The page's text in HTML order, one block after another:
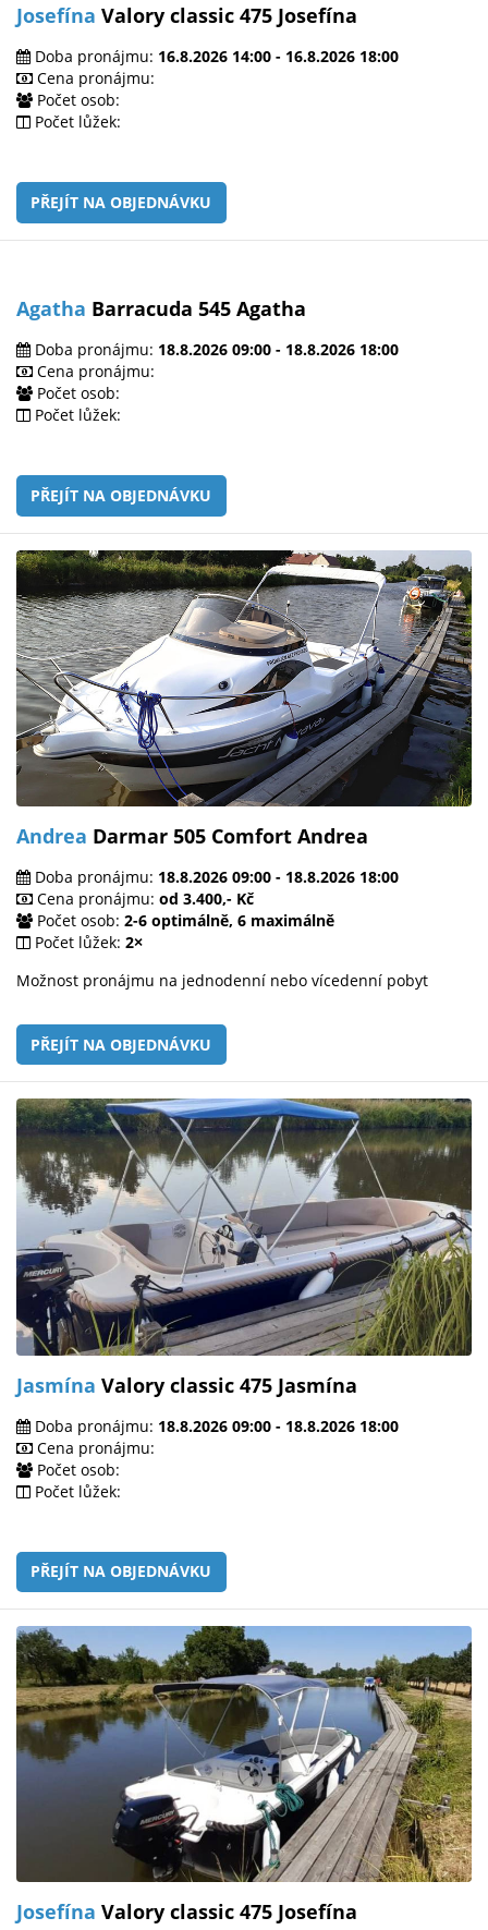
Josefína Valory classic 475 Josefína
Doba pronájmu: 16.8.2026 14:00 - 16.8.2026 18:00
Cena pronájmu:
Počet osob:
Počet lůžek:
PŘEJÍT NA OBJEDNÁVKU
Agatha Barracuda 545 Agatha
Doba pronájmu: 18.8.2026 09:00 - 18.8.2026 18:00
Cena pronájmu:
Počet osob:
Počet lůžek:
PŘEJÍT NA OBJEDNÁVKU
Andrea Darmar 505 Comfort Andrea
Doba pronájmu: 18.8.2026 09:00 - 18.8.2026 18:00
Cena pronájmu: od 3.400,- Kč
Počet osob: 2-6 optimálně, 6 maximálně
Počet lůžek: 2×
Možnost pronájmu na jednodenní nebo vícedenní pobyt
PŘEJÍT NA OBJEDNÁVKU
Jasmína Valory classic 475 Jasmína
Doba pronájmu: 18.8.2026 09:00 - 18.8.2026 18:00
Cena pronájmu:
Počet osob:
Počet lůžek:
PŘEJÍT NA OBJEDNÁVKU
Josefína Valory classic 475 Josefína